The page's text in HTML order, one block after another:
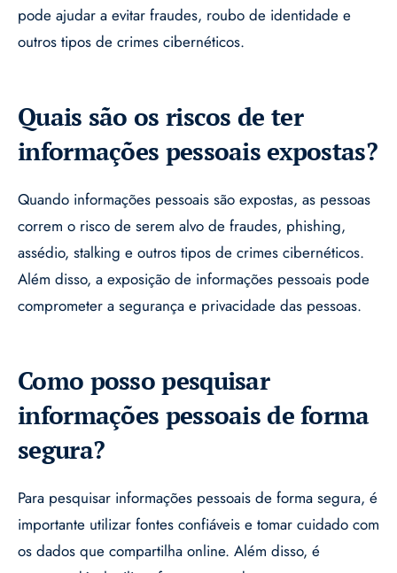
pode ajudar a evitar fraudes, roubo de identidade e
outros tipos de crimes cibernéticos.
Quais são os riscos de ter
informações pessoais expostas?
Quando informações pessoais são expostas, as pessoas
correm o risco de serem alvo de fraudes, phishing,
assédio, stalking e outros tipos de crimes cibernéticos.
Além disso, a exposição de informações pessoais pode
comprometer a segurança e privacidade das pessoas.
Como posso pesquisar
informações pessoais de forma
segura?
Para pesquisar informações pessoais de forma segura, é
importante utilizar fontes confiáveis e tomar cuidado com
os dados que compartilha online. Além disso, é